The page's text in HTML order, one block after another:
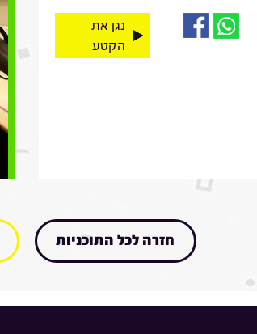
נגן את
הקטע
חזרה לכל התוכניות